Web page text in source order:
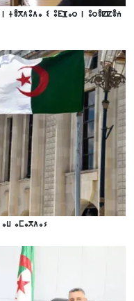
ⵜⴻⴳⴷⵓⴷⴰ ⵉ ⵓⴹⴼⴰⵔ ⵏ ⵓⵔⴻⵇⵇⴻⵄ
ⴰⵎⴰⴳⴷⴰⵢ